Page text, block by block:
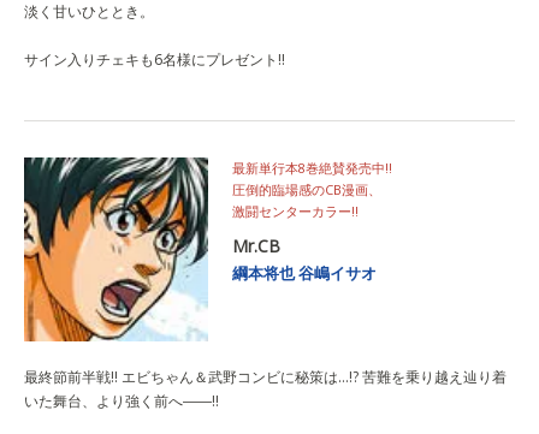
淡く甘いひととき。
サイン入りチェキも6名様にプレゼント!!
最新単行本8巻絶賛発売中!!
圧倒的臨場感のCB漫画、
激闘センターカラー!!
Mr.CB
綱本将也谷嶋イサオ
最終節前半戦!! エビちゃん＆武野コンビに秘策は…!? 苦難を乗り越え辿り着
いた舞台、より強く前へ――!!